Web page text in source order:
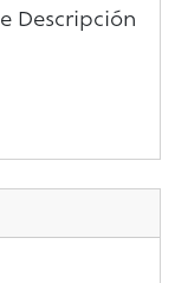
Descripción